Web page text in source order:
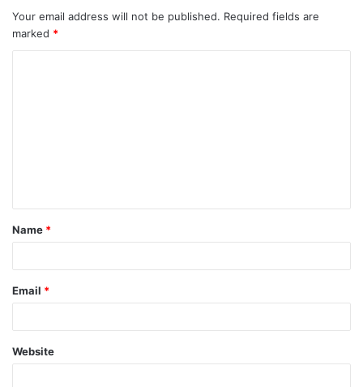
Your email address will not be published. Required fields are
marked *
Name *
Email *
Website